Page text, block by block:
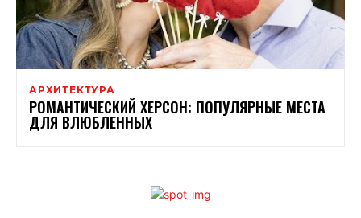
АРХИТЕКТУРА
РОМАНТИЧЕСКИЙ ХЕРСОН: ПОПУЛЯРНЫЕ МЕСТА
ДЛЯ ВЛЮБЛЕННЫХ